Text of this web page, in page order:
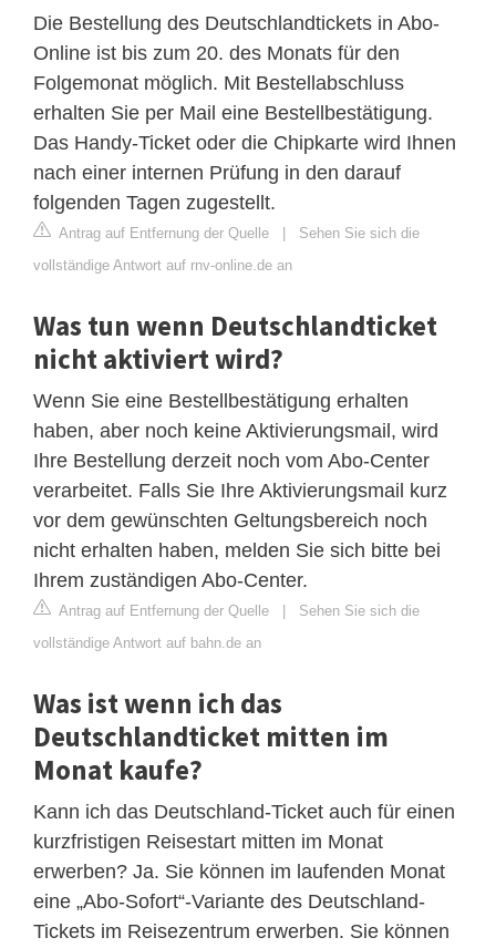
Die Bestellung des Deutschlandtickets in Abo-
Online ist bis zum 20. des Monats für den
Folgemonat möglich. Mit Bestellabschluss
erhalten Sie per Mail eine Bestellbestätigung.
Das Handy-Ticket oder die Chipkarte wird Ihnen
nach einer internen Prüfung in den darauf
folgenden Tagen zugestellt.
Antrag auf Entfernung der Quelle | Sehen Sie sich die
vollständige Antwort auf rnv-online.de an
Was tun wenn Deutschlandticket
nicht aktiviert wird?
Wenn Sie eine Bestellbestätigung erhalten
haben, aber noch keine Aktivierungsmail, wird
Ihre Bestellung derzeit noch vom Abo-Center
verarbeitet. Falls Sie Ihre Aktivierungsmail kurz
vor dem gewünschten Geltungsbereich noch
nicht erhalten haben, melden Sie sich bitte bei
Ihrem zuständigen Abo-Center.
Antrag auf Entfernung der Quelle | Sehen Sie sich die
vollständige Antwort auf bahn.de an
Was ist wenn ich das
Deutschlandticket mitten im
Monat kaufe?
Kann ich das Deutschland-Ticket auch für einen
kurzfristigen Reisestart mitten im Monat
erwerben? Ja. Sie können im laufenden Monat
eine „Abo-Sofort“-Variante des Deutschland-
Tickets im Reisezentrum erwerben. Sie können